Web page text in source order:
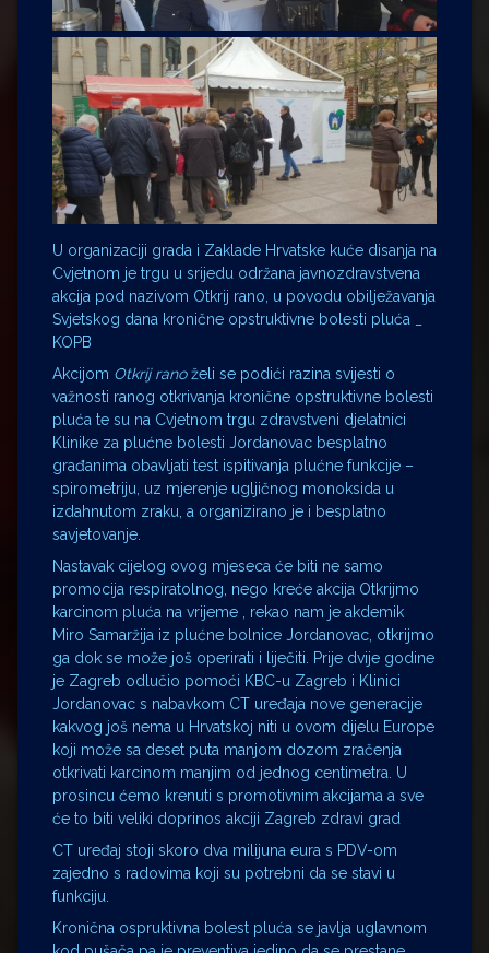
U organizaciji grada i Zaklade Hrvatske kuće disanja na
Cvjetnom je trgu u srijedu održana javnozdravstvena
akcija pod nazivom Otkrij rano, u povodu obilježavanja
Svjetskog dana kronične opstruktivne bolesti pluća _
KOPB
Akcijom Otkrij ranoželi se podići razina svijesti o
važnosti ranog otkrivanja kronične opstruktivne bolesti
pluća te su na Cvjetnom trgu zdravstveni djelatnici
Klinike za plućne bolesti Jordanovac besplatno
građanima obavljati test ispitivanja plućne funkcije –
spirometriju, uz mjerenje ugljičnog monoksida u
izdahnutom zraku, a organizirano je i besplatno
savjetovanje.
Nastavak cijelog ovog mjeseca će biti ne samo
promocija respiratolnog, nego kreće akcija Otkrijmo
karcinom pluća na vrijeme , rekao nam je akdemik
Miro Samaržija iz plućne bolnice Jordanovac, otkrijmo
ga dok se može još operirati i liječiti. Prije dvije godine
je Zagreb odlučio pomoći KBC-u Zagreb i Klinici
Jordanovac s nabavkom CT uređaja nove generacije
kakvog još nema u Hrvatskoj niti u ovom dijelu Europe
koji može sa deset puta manjom dozom zračenja
otkrivati karcinom manjim od jednog centimetra. U
prosincu ćemo krenuti s promotivnim akcijama a sve
će to biti veliki doprinos akciji Zagreb zdravi grad
CT uređaj stoji skoro dva milijuna eura s PDV-om
zajedno s radovima koji su potrebni da se stavi u
funkciju.
Kronična ospruktivna bolest pluća se javlja uglavnom